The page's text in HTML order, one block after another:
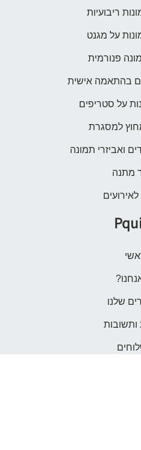
ריבועיות
על מגנט
פנורמית
בהתאמה אישית
על סטריפים
למסגרת
ואביזרי תמונה
מתנה
לאירועים
שלנו
ותשובות